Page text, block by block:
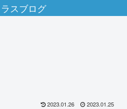
スブログ
2023.01.26 2023.01.25